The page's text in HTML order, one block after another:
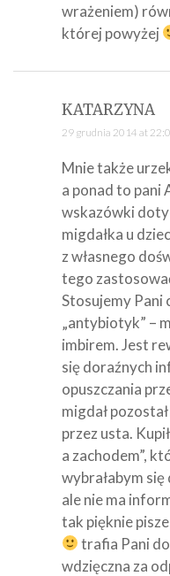
wrażeniem)
której powyżej
KATARZYNA
29 grudnia 2014 at
Mnie także
a ponad to pani
wskazówki
migdałka u
z własnego
tego
Stosujemy Pani
„antybiotyk” –
imbirem. Jest
się doraźnych
opuszczania
migdał
przez usta.
a zachodem”,
wybrałabym się
ale nie ma
tak pięknie
trafia Pani
wdzięczna za